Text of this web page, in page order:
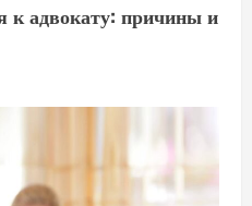
к адвокату: причины и